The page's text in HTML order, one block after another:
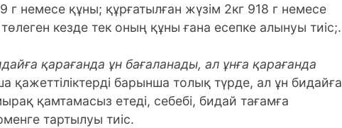
г немесе құны; құрғатылған жүзім 2кг 918 г немесе
кезде тек оның құны ғана есепке алынуы тиіс;.
қарағанда ұн бағаланады, ал ұнға қарағанда
қажеттіліктерді барынша толық түрде, ал ұн бидайға
қамтамасыз етеді, себебі, бидай тағамға
тартылуы тиіс.